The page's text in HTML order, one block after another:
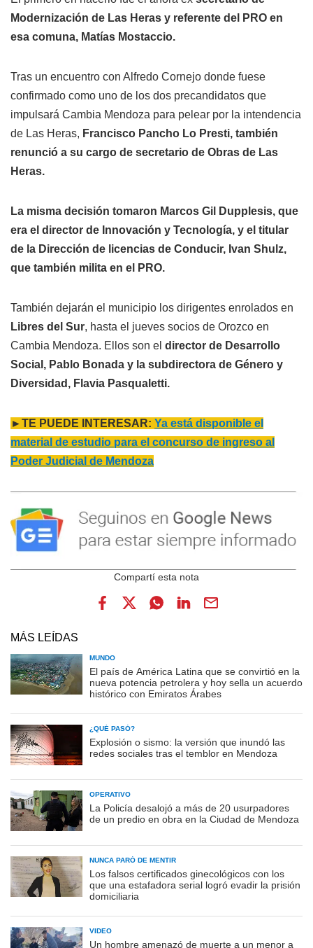
Modernización de Las Heras y referente del PRO en
esa comuna, Matías Mostaccio.
Tras un encuentro con Alfredo Cornejo donde fuese
confirmado como uno de los dos precandidatos que
impulsará Cambia Mendoza para pelear por la intendencia
de Las Heras, Francisco Pancho Lo Presti, también
renunció a su cargo de secretario de Obras de Las
Heras.
La misma decisión tomaron Marcos Gil Dupplesis, que
era el director de Innovación y Tecnología, y el titular
de la Dirección de licencias de Conducir, Ivan Shulz,
que también milita en el PRO.
También dejarán el municipio los dirigentes enrolados en
Libres del Sur, hasta el jueves socios de Orozco en
Cambia Mendoza. Ellos son el director de Desarrollo
Social, Pablo Bonada y la subdirectora de Género y
Diversidad, Flavia Pasqualetti.
►TE PUEDE INTERESAR: Ya está disponible el
material de estudio para el concurso de ingreso al
Poder Judicial de Mendoza
MÁS LEÍDAS
MUNDO
El país de América Latina que se convirtió en la
nueva potencia petrolera y hoy sella un acuerdo
histórico con Emiratos Árabes
¿QUÉ PASÓ?
Explosión o sismo: la versión que inundó las
redes sociales tras el temblor en Mendoza
OPERATIVO
La Policía desalojó a más de 20 usurpadores
de un predio en obra en la Ciudad de Mendoza
NUNCA PARÓ DE MENTIR
Los falsos certificados ginecológicos con los
que una estafadora serial logró evadir la prisión
domiciliaria
VIDEO
Un hombre amenazó de muerte a un menor a